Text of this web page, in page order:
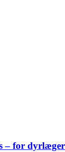
dyrlæger